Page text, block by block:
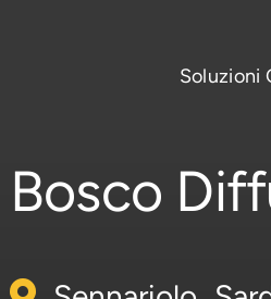
Soluzioni
Bosco